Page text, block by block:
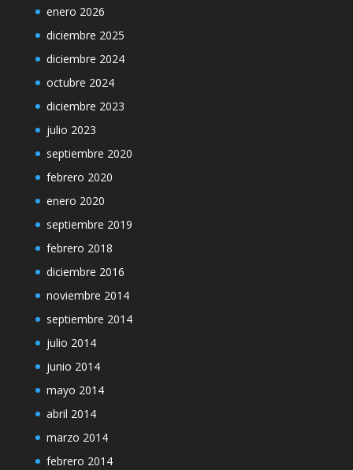
enero 2026
diciembre 2025
diciembre 2024
octubre 2024
diciembre 2023
julio 2023
septiembre 2020
febrero 2020
enero 2020
septiembre 2019
febrero 2018
diciembre 2016
noviembre 2014
septiembre 2014
julio 2014
junio 2014
mayo 2014
abril 2014
marzo 2014
febrero 2014